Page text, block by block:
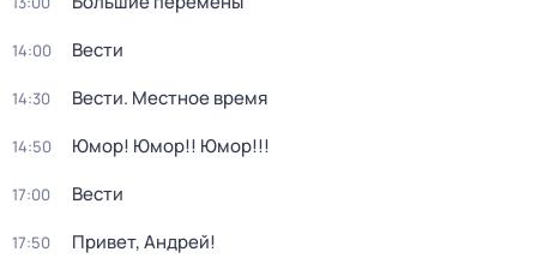
14:00 Вести
14:30 Вести. Местное время
14:50 Юмор! Юмор!! Юмор!!!
17:00 Вести
17:50 Привет, Андрей!